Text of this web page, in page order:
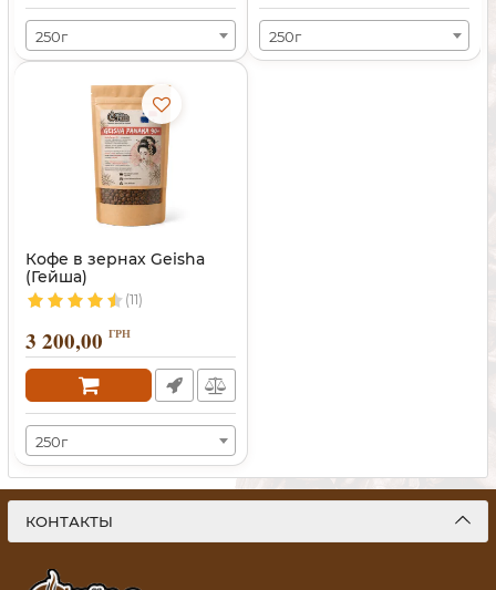
250г 250г
Кофе в зернах Geisha
(Гейша)
(11)
3 200,00 ГРН
250г
КОНТАКТЫ